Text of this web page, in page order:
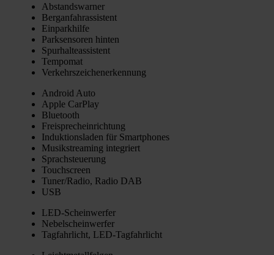
Abstands­war­ner
Berg­an­fahr­as­sis­tent
Ein­park­hil­fe
Park­sen­so­ren hin­ten
Spur­hal­te­as­sis­tent
Tem­po­mat
Ver­kehrs­zei­chen­er­ken­nung
Android Auto
Apple Car­Play
Blue­tooth
Frei­sprech­ein­rich­tung
Induk­ti­ons­la­den für Smart­phones
Musik­strea­ming inte­griert
Sprach­steue­rung
Touch­screen
Tuner/Radio, Radio DAB
USB
LED-Schein­wer­fer
Nebel­schein­wer­fer
Tag­fahr­licht, LED-Tag­fahr­licht